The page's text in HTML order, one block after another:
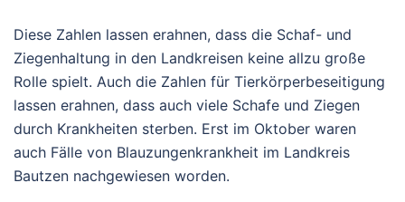
Diese Zahlen lassen erahnen, dass die Schaf- und
Ziegenhaltung in den Landkreisen keine allzu große
Rolle spielt. Auch die Zahlen für Tierkörperbeseitigung
lassen erahnen, dass auch viele Schafe und Ziegen
durch Krankheiten sterben. Erst im Oktober waren
auch Fälle von Blauzungenkrankheit im Landkreis
Bautzen nachgewiesen worden.